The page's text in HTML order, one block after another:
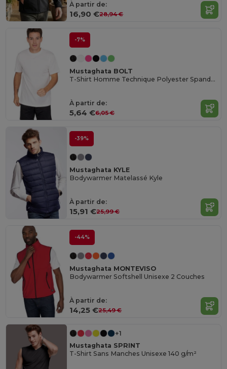
À partir de:
16,90 €28,94 €
-7%
Mustaghata BOLT
T-Shirt Homme Technique Polyester Spandex 170 G/M²
À partir de:
5,64 €6,05 €
-39%
Mustaghata KYLE
Bodywarmer Matelassé Kyle
À partir de:
15,91 €25,99 €
-44%
Mustaghata MONTEVISO
Bodywarmer Softshell Unisexe 2 Couches
À partir de:
14,25 €25,49 €
+1
Mustaghata SPRINT
T-Shirt Sans Manches Unisexe 140 g/m²